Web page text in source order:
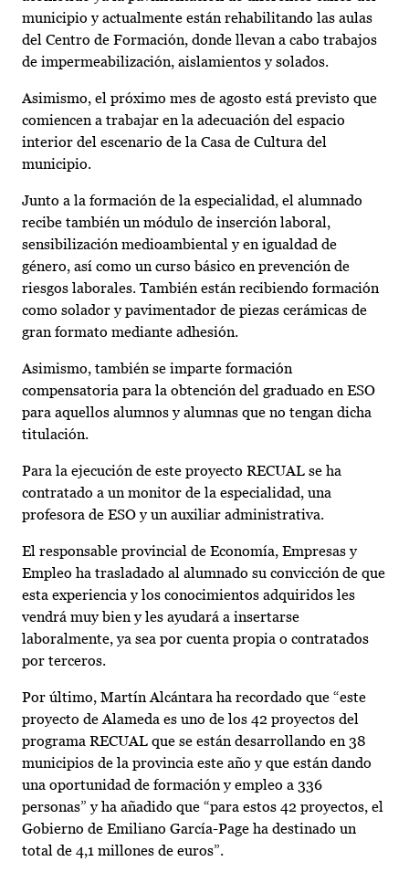
municipio y actualmente están rehabilitando las aulas
del Centro de Formación, donde llevan a cabo trabajos
de impermeabilización, aislamientos y solados.
Asimismo, el próximo mes de agosto está previsto que
comiencen a trabajar en la adecuación del espacio
interior del escenario de la Casa de Cultura del
municipio.
Junto a la formación de la especialidad, el alumnado
recibe también un módulo de inserción laboral,
sensibilización medioambiental y en igualdad de
género, así como un curso básico en prevención de
riesgos laborales. También están recibiendo formación
como solador y pavimentador de piezas cerámicas de
gran formato mediante adhesión.
Asimismo, también se imparte formación
compensatoria para la obtención del graduado en ESO
para aquellos alumnos y alumnas que no tengan dicha
titulación.
Para la ejecución de este proyecto RECUAL se ha
contratado a un monitor de la especialidad, una
profesora de ESO y un auxiliar administrativa.
El responsable provincial de Economía, Empresas y
Empleo ha trasladado al alumnado su convicción de que
esta experiencia y los conocimientos adquiridos les
vendrá muy bien y les ayudará a insertarse
laboralmente, ya sea por cuenta propia o contratados
por terceros.
Por último, Martín Alcántara ha recordado que “este
proyecto de Alameda es uno de los 42 proyectos del
programa RECUAL que se están desarrollando en 38
municipios de la provincia este año y que están dando
una oportunidad de formación y empleo a 336
personas” y ha añadido que “para estos 42 proyectos, el
Gobierno de Emiliano García-Page ha destinado un
total de 4,1 millones de euros”.